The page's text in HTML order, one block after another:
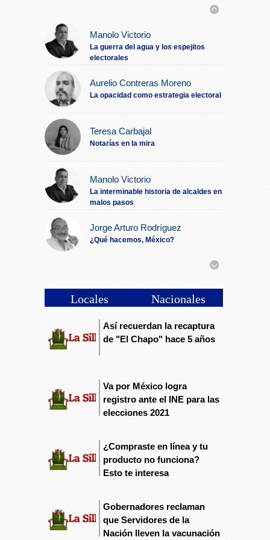
Expo Venta Regreso a Clases
16:17
Pierden biopsia de paciente con
cáncer en Hospital de Veracruz
16:06
Ofrecen $350 mil por cada
implicado en crimen de Avisack Douglas
15:54
años desde deslave en Ixhuacán
15:32
videovigilancia irregulares en Poza Rica
13:56
Censo de periodistas fue
propuesta de un reportero: Nahle
13:23
Cierre de Ingenio San Pedro
golpea a casi 40 mil personas, advierten
11:28
Fallecen dos jóvenes ahogados
Manolo Victorio
La guerra del agua y los espejitos
electorales
Aurelio Contreras Moreno
La opacidad como estrategia electoral
Teresa Carbajal
Notarías en la mira
Manolo Victorio
La interminable historia de alcaldes en
malos pasos
Jorge Arturo Rodríguez
¿Qué hacemos, México?
La salud mental: el gran desafío de los
derechos humanos en el siglo XXI
Locales Nacionales
Así recuerdan la recaptura
de "El Chapo" hace 5 años
Va por México logra
registro ante el INE para las
elecciones 2021
¿Compraste en línea y tu
producto no funciona?
Esto te interesa
Gobernadores reclaman
que Servidores de la
Nación lleven la vacunación